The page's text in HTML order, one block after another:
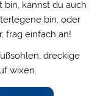
bin, kannst du auch
bin, oder
frag einfach an!
dreckige
wixen.